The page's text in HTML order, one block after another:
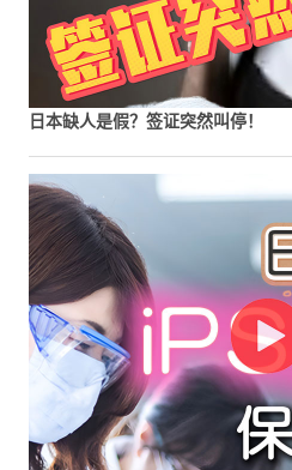
日本缺人是假？签证突然叫停！